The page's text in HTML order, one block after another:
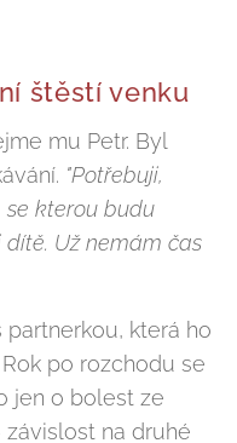
štěstí venku
mu Petr. Byl
"Potřebuji,
se kterou budu
Už nemám čas
která ho
po rozchodu se
jen o bolest ze
na druhé